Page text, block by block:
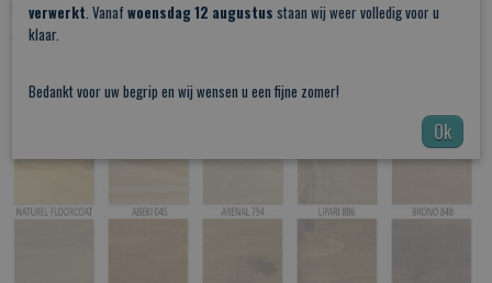
beitsen in de gewenste kleur. U kunt de kleurbehandeling
uiteraard door één van onze vaklieden laten uitvoeren!
verwerkt. Vanaf woensdag 12 augustus staan wij weer volledig voor u
klaar.
Bedankt voor uw begrip en wij wensen u een fijne zomer!
Ok